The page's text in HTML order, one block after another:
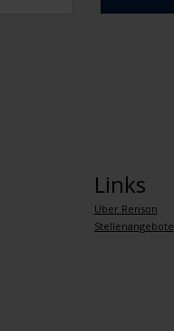
Links
Über Renson
Stellenangebote